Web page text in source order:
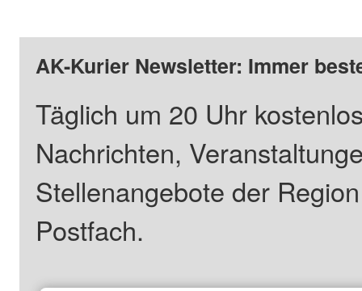
AK-Kurier Newsletter: Immer
Täglich um 20 Uhr
Nachrichten,
Stellenangebote der
Postfach.